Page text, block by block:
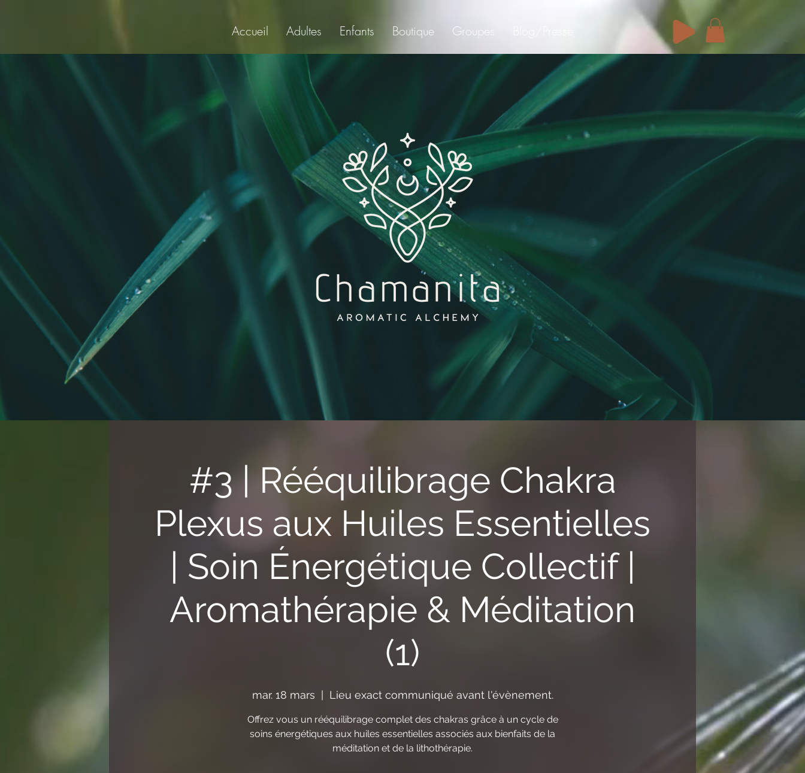
Accueil Adultes Enfants Boutique Groupes
#3 | Rééquilibrage Chakra
Plexus aux Huiles Essentielles
| Soin Énergétique Collectif |
Aromathérapie & Méditation
(1)
mar. 18 mars
  |
Lieu exact communiqué avant l'évènement.
Offrez vous un rééquilibrage complet des chakras grâce à un cycle de
soins énergétiques aux huiles essentielles associés aux bienfaits de la
méditation et de la lithothérapie.